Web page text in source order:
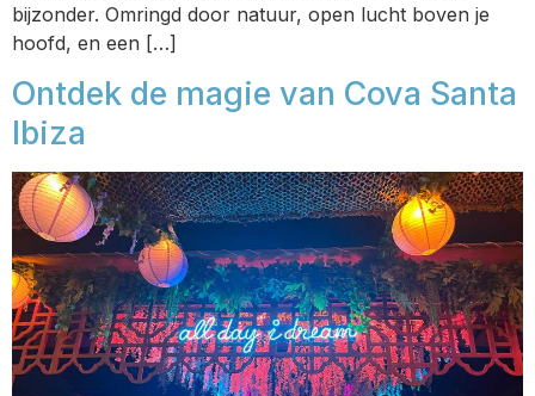
bijzonder. Omringd door natuur, open lucht boven je
hoofd, en een […]
Ontdek de magie van Cova Santa
Ibiza